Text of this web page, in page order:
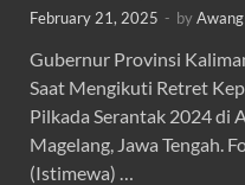
February 21, 2025 - byAwang
Gubernur Provinsi
Saat Mengikuti Retret
Pilkada Serantak 2024 di
Magelang, Jawa Tengah.
(Istimewa) …